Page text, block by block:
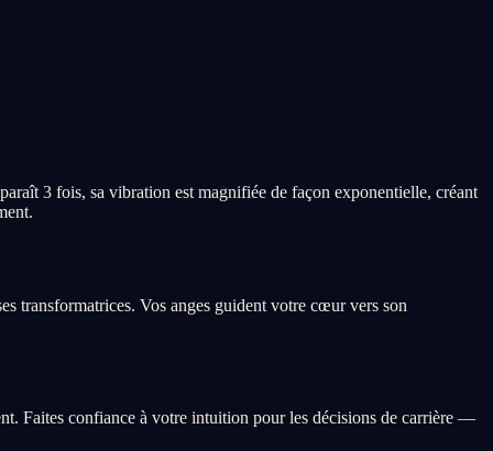
3 fois, sa vibration est magnifiée de façon exponentielle, créant
transformatrices. Vos anges guident votre cœur vers son
Faites confiance à votre intuition pour les décisions de carrière —